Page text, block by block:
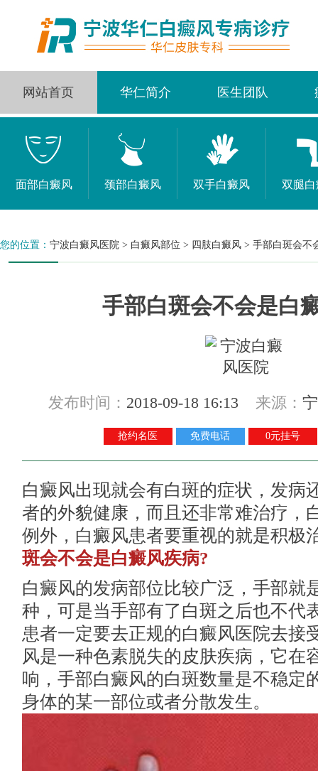
网站首页 华仁简介 医生团队
面部白癜风 颈部白癜风 双手白癜风 双腿
您的位置： 宁波白癜风医院 > 白癜风部位 > 四肢白癜风 > 手部白斑会不
手部白斑会不会是白
发布时间： 2018-09-18 16:13 来源：
抢约名医 免费电话 0元挂号
白癜风出现就会有白斑的症状，发病
者的外貌健康，而且还非常难治疗，
例外，白癜风患者要重视的就是积极
斑会不会是白癜风疾病?
白癜风的发病部位比较广泛，手部就
种，可是当手部有了白斑之后也不代
患者一定要去正规的白癜风医院去接
风是一种色素脱失的皮肤疾病，它在
响，手部白癜风的白斑数量是不稳定
身体的某一部位或者分散发生。